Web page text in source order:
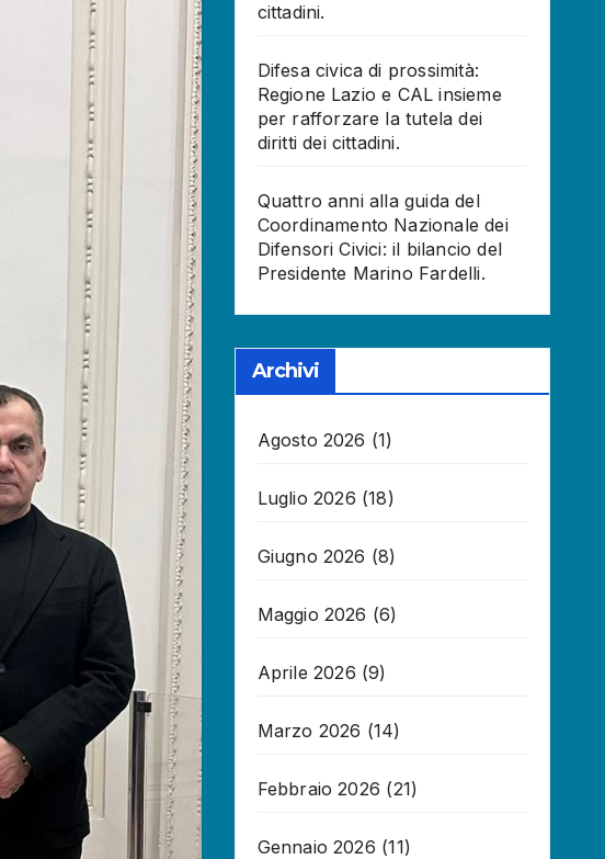
cittadini.
Difesa civica di prossimità:
Regione Lazio e CAL insieme
per rafforzare la tutela dei
diritti dei cittadini.
Quattro anni alla guida del
Coordinamento Nazionale dei
Difensori Civici: il bilancio del
Presidente Marino Fardelli.
Archivi
Agosto 2026 (1)
Luglio 2026 (18)
Giugno 2026 (8)
Maggio 2026 (6)
Aprile 2026 (9)
Marzo 2026 (14)
Febbraio 2026 (21)
Gennaio 2026 (11)